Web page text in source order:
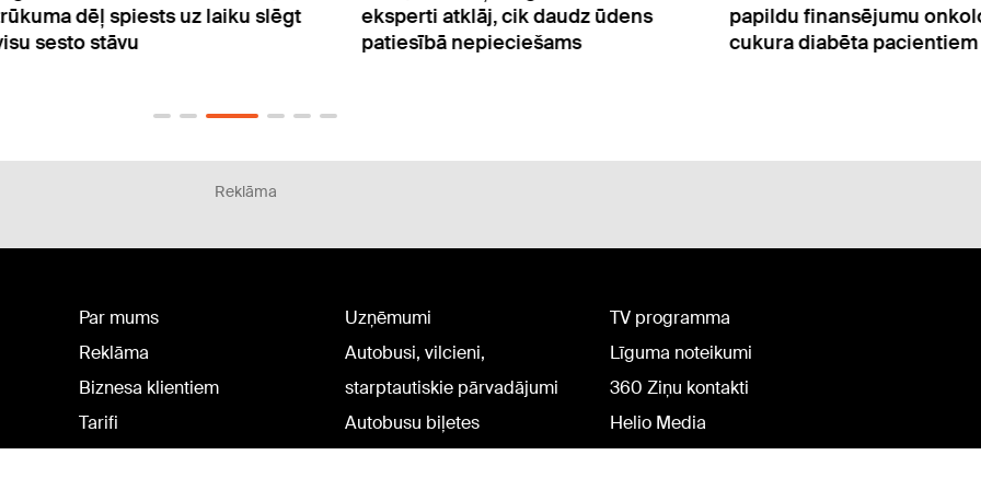
eksperti atklāj, cik daudz ūdens
patiesībā nepieciešams
papildu finansējumu onkoloģijas un
cukura diabēta pacientiem
bet ātrāk: kā
ietekmēs lielā
Reklāma
Par mums
Reklāma
Biznesa klientiem
Tarifi
Uzņēmumi
Autobusi, vilcieni,
starptautiskie pārvadājumi
Autobusu biļetes
TV programma
Līguma noteikumi
360 Ziņu kontakti
Helio Media